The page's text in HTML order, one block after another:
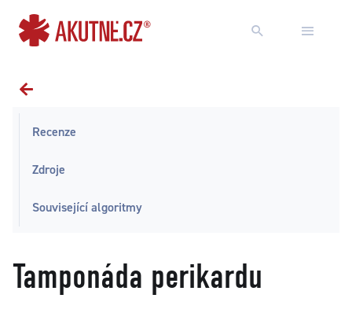
Tamponáda perikardu
Recenze
Zdroje
Související algoritmy